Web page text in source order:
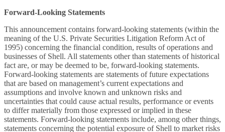
Forward-Looking Statements
This announcement contains forward-looking statements (within the
meaning of the U.S. Private Securities Litigation Reform Act of
1995) concerning the financial condition, results of operations and
businesses of Shell. All statements other than statements of historical
fact are, or may be deemed to be, forward-looking statements.
Forward-looking statements are statements of future expectations
that are based on management’s current expectations and
assumptions and involve known and unknown risks and
uncertainties that could cause actual results, performance or events
to differ materially from those expressed or implied in these
statements. Forward-looking statements include, among other things,
statements concerning the potential exposure of Shell to market risks